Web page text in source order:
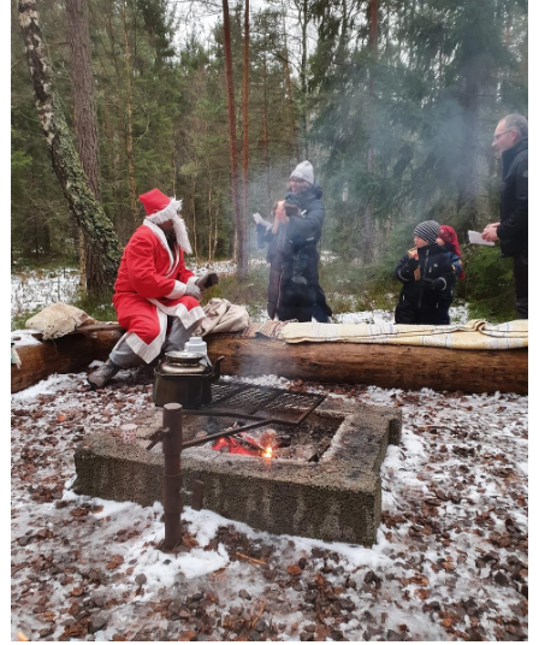
BOKNINGAR FRÖJEVI